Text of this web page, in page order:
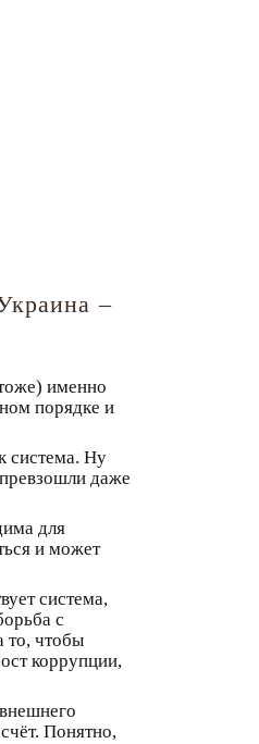
–
именно
порядке и
система. Ну
даже
для
и может
система,
с
то, чтобы
коррупции,
Понятно,